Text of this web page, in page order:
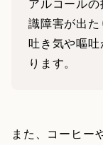
識障害が出
吐き気や嘔
ります。
また、コーヒー